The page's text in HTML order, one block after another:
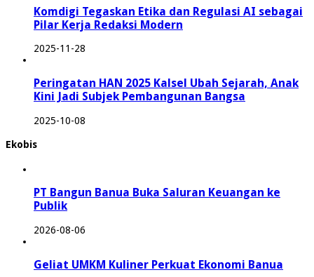
Komdigi Tegaskan Etika dan Regulasi AI sebagai
Pilar Kerja Redaksi Modern
2025-11-28
Peringatan HAN 2025 Kalsel Ubah Sejarah, Anak
Kini Jadi Subjek Pembangunan Bangsa
2025-10-08
Ekobis
PT Bangun Banua Buka Saluran Keuangan ke
Publik
2026-08-06
Geliat UMKM Kuliner Perkuat Ekonomi Banua